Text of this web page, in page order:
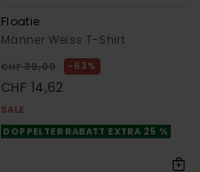
Floatie
Männer Weiss T-Shirt
CHF 39,00 63%
CHF 14,62
SALE
DOPPELTER RABATT EXTRA 25 %